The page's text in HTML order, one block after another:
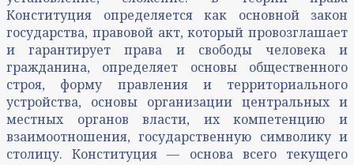
Конституция определяется как основной закон
государства, правовой акт, который провозглашает
и гарантирует права и свободы человека и
гражданина, определяет основы общественного
строя, форму правления и территориального
устройства, основы организации центральных и
местных органов власти, их компетенцию и
взаимоотношения, государственную символику и
столицу. Конституция — основа всего текущего